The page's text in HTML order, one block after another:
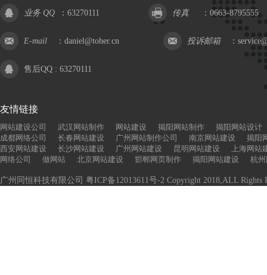
业务 QQ ： 63270111 传真 ：0663-8795555
E-mail ： daniel@toher.cn 投诉邮箱 ：
售后QQ : 63270111
友情链接
网站建设公司 武汉网站制作 网站建设 揭阳网站制作
揭阳网站设计
成都网络公司
长春网站建设 广州网站制作公司 南京网站建设
揭阳
西安网站建设
长沙网站建设 广州网站建设 昆明网站建设
上海网站
网络公司
做网站 北京网站建设 邯郸网页制作 揭阳网站建设 杭
广州同恒科技有限公司 粤ICP备12013611号-2 Copyright 2018,ALL Rights